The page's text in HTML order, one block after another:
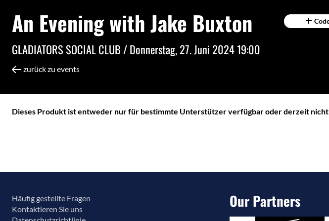
An Evening with Jake Buxton
GLADIATORS SOCIAL CLUB /Donnerstag, 27. Juni 2024 19:00
zurück zu events
Dieses Produkt ist entweder nur für bestimmte Unterstützer verfügbar oder derzeit
Häufig gestellte Fragen
Kontaktieren Sie uns
Our Partners